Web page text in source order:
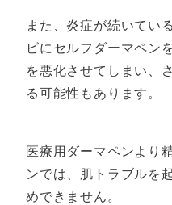
また、炎症が続いてい
ビにセルフダーマペン
を悪化させてしまい、
る可能性もあります。
医療用ダーマペンより
ンでは、肌トラブルを
めできません。